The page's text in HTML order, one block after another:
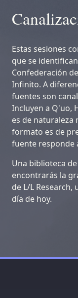
Estas sesiones
que se
Confederación
Infinito. A
fuentes son
Incluyen a Q'uo,
es de naturaleza
formato es de
fuente responde
Una biblioteca
encontrarás la
de L/L
día de hoy.